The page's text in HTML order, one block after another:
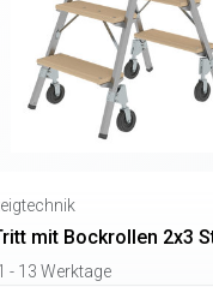
mit Bockrollen 2x3
- 13 Werktage